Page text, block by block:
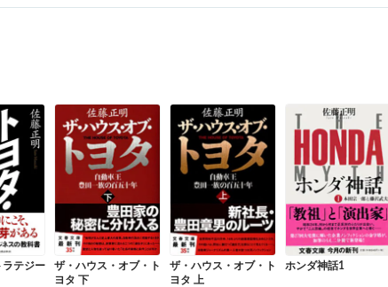
ラテジー
ザ・ハウス・オブ・ト
ヨタ 下
ザ・ハウス・オブ・ト
ヨタ 上
ホンダ神話1